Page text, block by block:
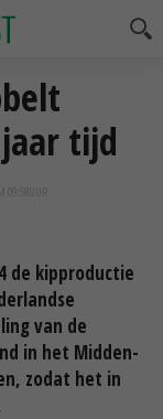
tijd
09:58
de kipproductie
van de
in het Midden-
zodat het in